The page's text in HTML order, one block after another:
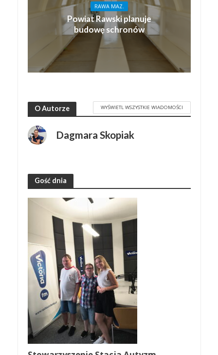
RAWA MAZ.
Powiat Rawski planuje
budowę schronów
O Autorze WYŚWIETL WSZYSTKIE WIADOMOŚCI
Dagmara Skopiak
Gość dnia